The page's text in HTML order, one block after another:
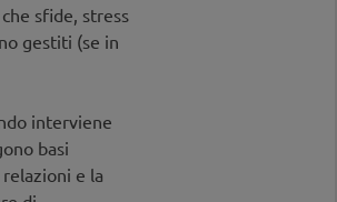
sfide, stress
gestiti (se in
interviene
basi
e la